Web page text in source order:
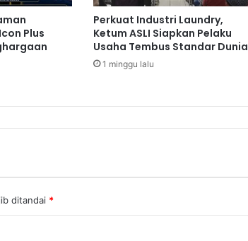
g
T
r
a
o
r
D
i
Plus
Perkuat Industri Laundry,
Ketum ASLI Siapkan Pelaku
Usaha Tembus Standar Dunia
1 minggu lalu
ditandai *